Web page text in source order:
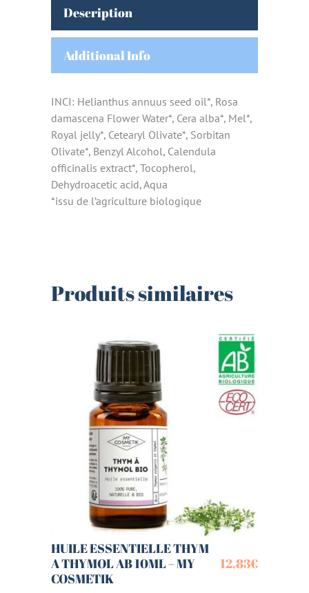
Description
Additional Info
INCI: Helianthus annuus seed oil*, Rosa
damascena Flower Water*, Cera alba*, Mel*,
Royal jelly*, Cetearyl Olivate*, Sorbitan
Olivate*, Benzyl Alcohol, Calendula
officinalis extract*, Tocopherol,
Dehydroacetic acid, Aqua
*issu de l’agriculture biologique
Produits similaires
HUILE ESSENTIELLE THYM
A THYMOL AB 10ML – MY
COSMETIK
12,83€